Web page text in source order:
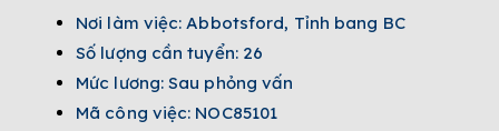
Nơi làm việc: Abbotsford, Tỉnh bang BC
Số lượng cần tuyển: 26
Mức lương: Sau phỏng vấn
Mã công việc: NOC85101